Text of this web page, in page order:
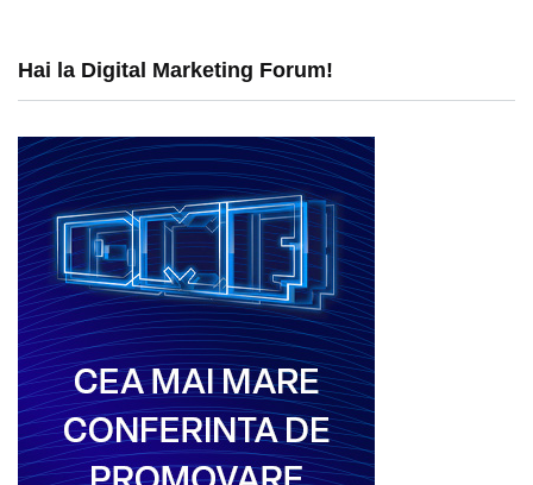
Hai la Digital Marketing Forum!